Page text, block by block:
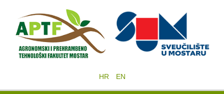
HR EN